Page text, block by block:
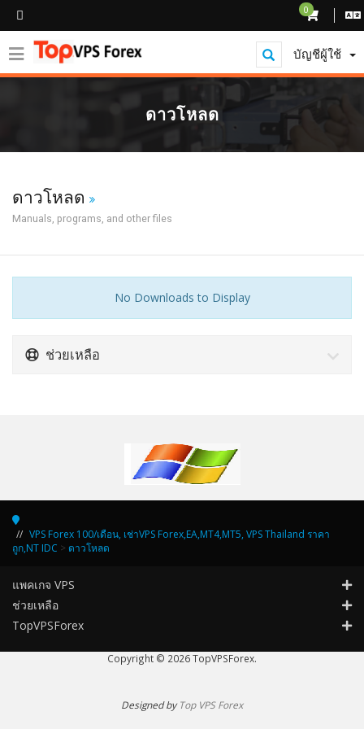
0
บัญชีผู้ใช้
ดาวโหลด
ดาวโหลด
Manuals, programs, and other files
No Downloads to Display
ช่วยเหลือ
VPS Forex 100/เดือน, เช่าVPS Forex,EA,MT4,MT5, VPS Thailand ราคา
ถูก,NT IDC > ดาวโหลด
แพคเกจ VPS
ช่วยเหลือ
TopVPSForex
Copyright © 2026 TopVPSForex.
Designed byTop VPS Forex